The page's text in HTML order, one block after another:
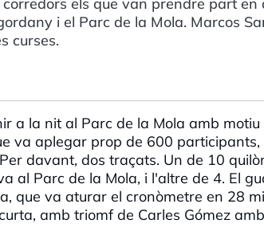
i el Parc de la Mola. Marcos
curses.
a la nit al Parc de la Mola amb
va aplegar prop de 600
davant, dos traçats. Un de 10
al Parc de la Mola, i l'altre de 4. El
que va aturar el cronòmetre en 28
amb triomf de Carles Gómez